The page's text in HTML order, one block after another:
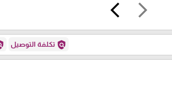
arrow_forward_ios
arrow_back_ios
policy تكلفة التوصيل